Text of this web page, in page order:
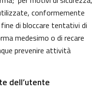
conformemente
di bloccare tentativi di
medesimo o di recare
prevenire attività
dell’utente